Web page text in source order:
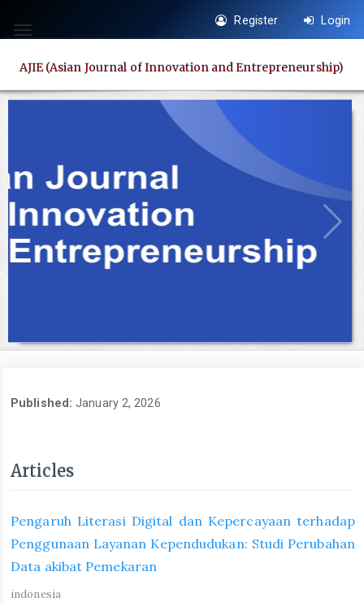
jump
page
content
Content
Toggle
Register Login
AJIE (Asian Journal of Innovation and Entrepreneurship)
Published:January 2, 2026
Articles
Pengaruh Literasi Digital dan Kepercayaan terhadap
Penggunaan Layanan Kependudukan: Studi Perubahan
Data akibat Pemekaran
indonesia